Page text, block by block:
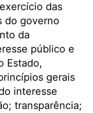
das
do governo
da
público e
Estado,
gerais
interesse
transparência;